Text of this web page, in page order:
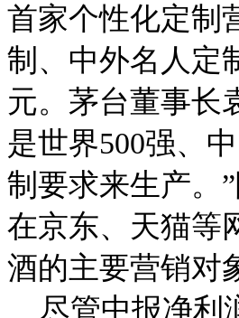
首家个性化定制
制、中外名人定
元。茅台董事长
是世界500强、
制要求来生产。
在京东、天猫等
酒的主要营销对
尽管中报净利